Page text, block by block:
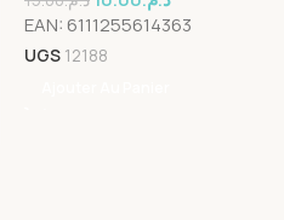
EAN: 6111255614363
UGS 12188